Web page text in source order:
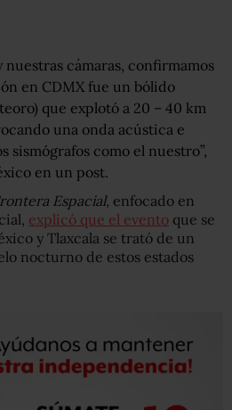
nuestras cámaras, confirmamos
en CDMX fue un bólido
que explotó a 20 – 40 km
una onda acústica e
sismógrafos como el nuestro”,
en un post.
Espacial, enfocado en
explicó que el evento que se
y Tlaxcala se trató de un
nocturno de estos estados